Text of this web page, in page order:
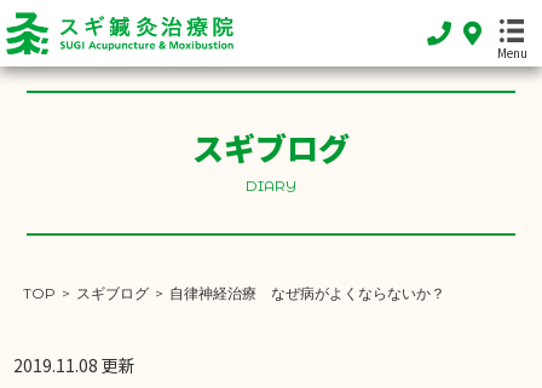
Menu
ホーム
FEATURE
スギブログ
DIARY
TOP > スギブログ > 自律神経治療 なぜ病がよくならないか？
2019.11.08 更新